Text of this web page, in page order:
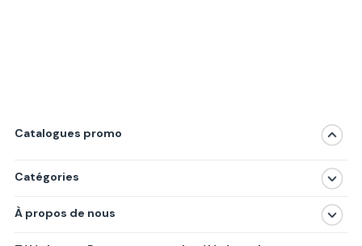
Catalogues promo
Catégories
Produits
À propos de nous